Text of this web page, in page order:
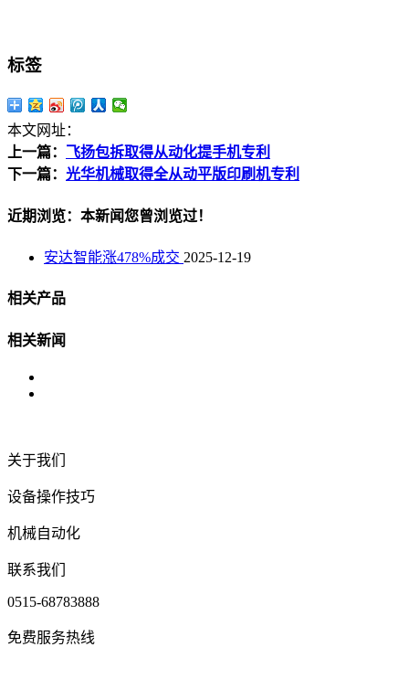
标签
本文网址：
上一篇： 飞扬包拆取得从动化提手机专利
下一篇： 光华机械取得全从动平版印刷机专利
近期浏览：本新闻您曾浏览过！
安达智能涨478%成交 2025-12-19
相关产品
相关新闻
关于我们
设备操作技巧
机械自动化
联系我们
0515-68783888
免费服务热线